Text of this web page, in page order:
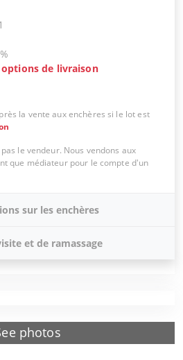
photos
de livraison
la vente aux enchères si le lot est
le vendeur. Nous vendons aux
que médiateur pour le compte d'un
sur les enchères
et de ramassage